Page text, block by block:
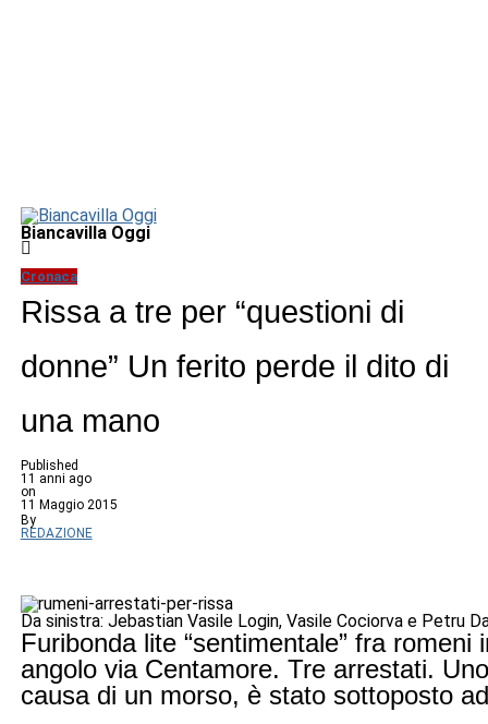
Biancavilla Oggi
Cronaca
Rissa a tre per “questioni di
donne” Un ferito perde il dito di
una mano
Published
11 anni ago
on
11 Maggio 2015
By
REDAZIONE
Da sinistra: Jebastian Vasile Login, Vasile Cociorva e Petru
Furibonda lite “sentimentale” fra romeni
angolo via Centamore. Tre arrestati.
causa di un morso, è stato sottoposto